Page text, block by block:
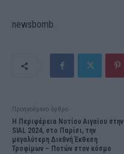
newsbomb
Προηγούμενο άρθρο
Η Περιφέρεια Νοτίου Αιγαίου στην
SIAL 2024, στο Παρίσι, την
μεγαλύτερη Διεθνή Έκθεση
Τροφίμων – Ποτών στον κόσμο